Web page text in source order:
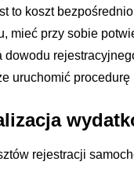
to koszt
mieć przy sobie
uruchomić procedurę
rejestracji